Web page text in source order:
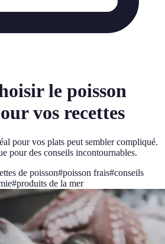
le poisson
vos recettes
pour vos plats peut sembler compliqué.
pour des conseils incontournables.
de poisson#poisson frais#conseils
#produits de la mer